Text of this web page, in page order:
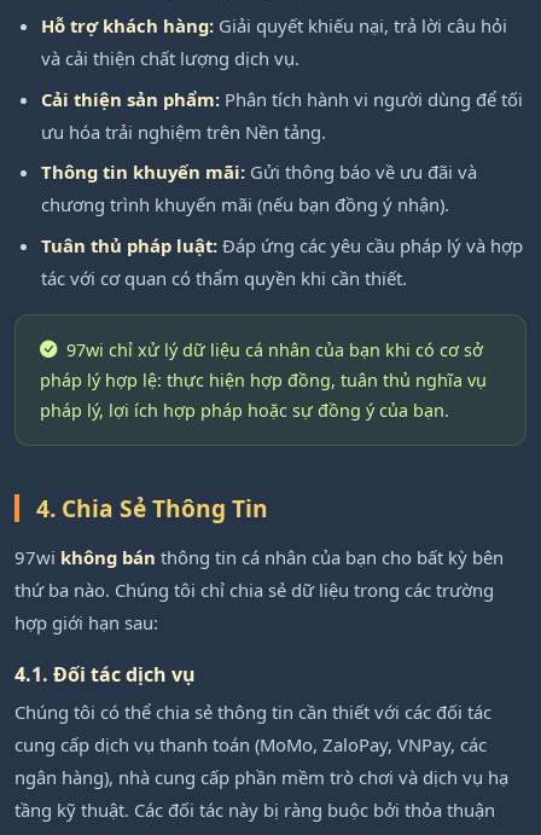
Hỗ trợ khách hàng: Giải quyết khiếu nại, trả lời câu hỏi
và cải thiện chất lượng dịch vụ.
Cải thiện sản phẩm: Phân tích hành vi người dùng để tối
ưu hóa trải nghiệm trên Nền tảng.
Thông tin khuyến mãi: Gửi thông báo về ưu đãi và
chương trình khuyến mãi (nếu bạn đồng ý nhận).
Tuân thủ pháp luật: Đáp ứng các yêu cầu pháp lý và hợp
tác với cơ quan có thẩm quyền khi cần thiết.
97wi chỉ xử lý dữ liệu cá nhân của bạn khi có cơ sở
pháp lý hợp lệ: thực hiện hợp đồng, tuân thủ nghĩa vụ
pháp lý, lợi ích hợp pháp hoặc sự đồng ý của bạn.
4. Chia Sẻ Thông Tin
97wi không bán thông tin cá nhân của bạn cho bất kỳ bên
thứ ba nào. Chúng tôi chỉ chia sẻ dữ liệu trong các trường
hợp giới hạn sau:
4.1. Đối tác dịch vụ
Chúng tôi có thể chia sẻ thông tin cần thiết với các đối tác
cung cấp dịch vụ thanh toán (MoMo, ZaloPay, VNPay, các
ngân hàng), nhà cung cấp phần mềm trò chơi và dịch vụ hạ
tầng kỹ thuật. Các đối tác này bị ràng buộc bởi thỏa thuận